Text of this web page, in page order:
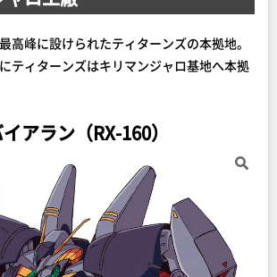
高峰に設けられたティターンズの本拠地。
ティターンズはキリマンジャロ基地へ本拠
アラン（RX-160）